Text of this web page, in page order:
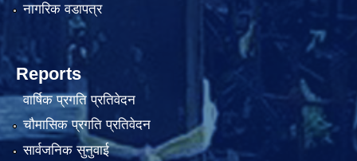
नागरिक वडापत्र
Reports
वार्षिक प्रगति प्रतिवेदन
चौमासिक प्रगति प्रतिवेदन
सार्वजनिक सुनुवाई